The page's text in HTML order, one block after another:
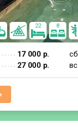
22 8
17 000 р.
27 000 р.
сб
вс